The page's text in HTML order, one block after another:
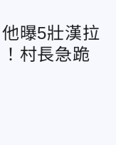
曝5壯漢拉
村長急跪